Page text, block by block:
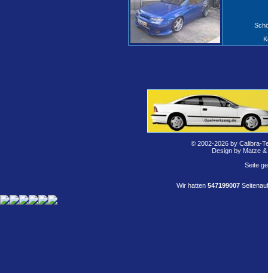
© 2002-2026 by Calibra-
Design by Matze
Seite
Wir hatten 547199007